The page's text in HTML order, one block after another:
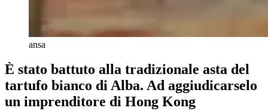
ansa
È stato battuto alla tradizionale asta del
tartufo bianco di Alba. Ad aggiudicarselo
un imprenditore di Hong Kong